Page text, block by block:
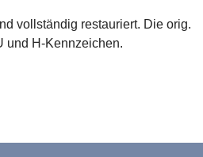
vollständig restauriert. Die orig.
und H-Kennzeichen.